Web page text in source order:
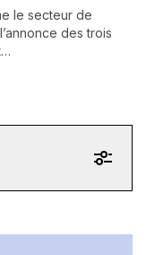
le secteur de
des trois